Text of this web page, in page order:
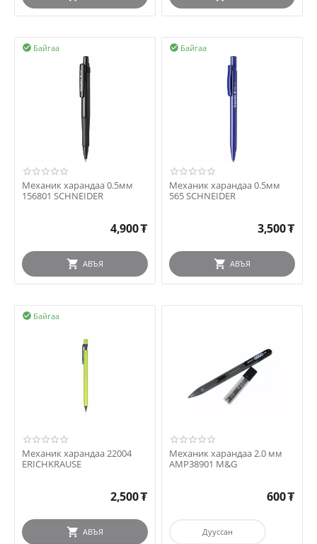
Байгаа

Механик харандаа 0.5мм
156801 SCHNEIDER
4,900₮
АВЪЯ
Байгаа

Механик харандаа 0.5мм
565 SCHNEIDER
3,500₮
АВЪЯ
Байгаа

Механик харандаа 22004
ERICHKRAUSE
2,500₮
АВЪЯ
Механик харандаа 2.0 мм
AMP38901 M&G
600₮
Дууссан